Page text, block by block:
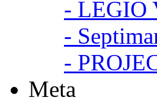
- LEGIO
-
-
Meta